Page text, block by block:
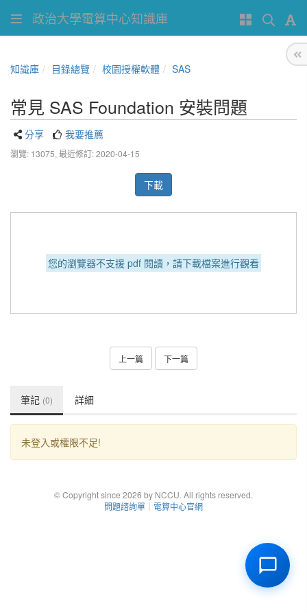
政治大學電算中心知識庫
知識庫 目錄總覽 校園授權軟體 SAS
常見 SAS Foundation 安裝問題
分享 我要推薦
瀏覽: 13075, 最近修訂: 2020-04-15
下載
您的瀏覽器不支援 pdf 閱讀，請下載檔案進行觀看
上一篇 下一篇
筆記 (0) 詳細
未登入或權限不足!
© Copyright since 2026 by NCCU. All rights reserved.
問題諮詢單 ｜ 電算中心官網